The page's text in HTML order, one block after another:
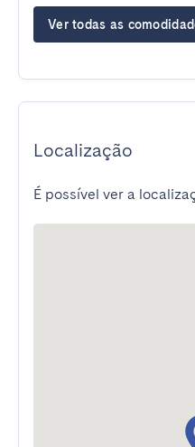
Ver todas as
Localização
É possível ver a